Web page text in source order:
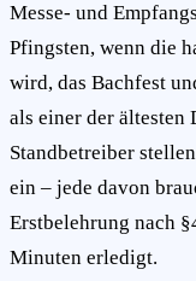
Messe- und
Pfingsten, wenn die
wird, das Bachfest
als einer der ältesten
Standbetreiber
ein – jede davon
Erstbelehrung nach
Minuten erledigt.